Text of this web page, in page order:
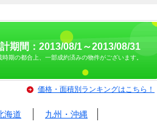
期間：2013/08/1～2013/08/31
時期の都合上、一部成約済みの物件がございます。
価格・面積別ランキングはこちら！
海道 九州・沖縄